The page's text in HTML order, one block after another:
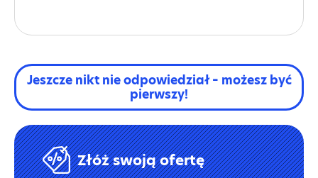
Jeszcze nikt nie odpowiedział – możesz być
pierwszy!
Złóż swoją ofertę